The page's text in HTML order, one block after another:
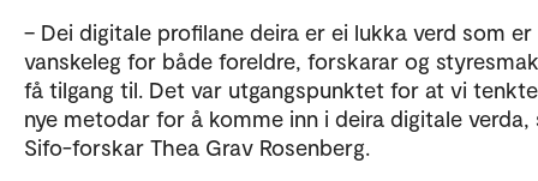
– Dei digitale profilane deira er ei lukka verd som er
vanskeleg for både foreldre, forskarar og
få tilgang til. Det var utgangspunktet for at vi
nye metodar for å komme inn i deira digitale verda,
Sifo-forskar Thea Grav Rosenberg.